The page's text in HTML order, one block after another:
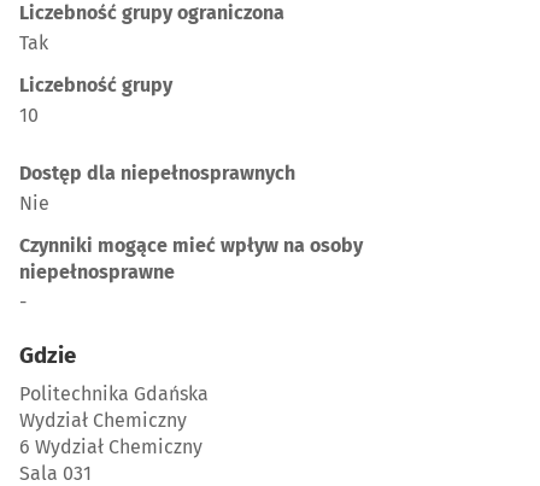
Liczebność grupy ograniczona
Tak
Liczebność grupy
10
Dostęp dla niepełnosprawnych
Nie
Czynniki mogące mieć wpływ na osoby
niepełnosprawne
-
Gdzie
Politechnika Gdańska
Wydział Chemiczny
6 Wydział Chemiczny
Sala 031